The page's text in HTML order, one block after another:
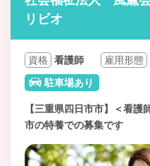
リビオ
資格 看護師 雇用形態
駐車場あり
【三重県四日市市】＜看
市の特養での募集です